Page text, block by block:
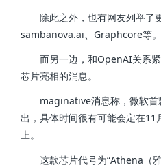
除此之外，也有网友列举了
sambanova.ai、Graphcore等。
而另一边，和OpenAI关系紧
芯片亮相的消息。
maginative消息称，微软首
出，具体时间很有可能会定在
上。
这款芯片代号为“Athena（雅